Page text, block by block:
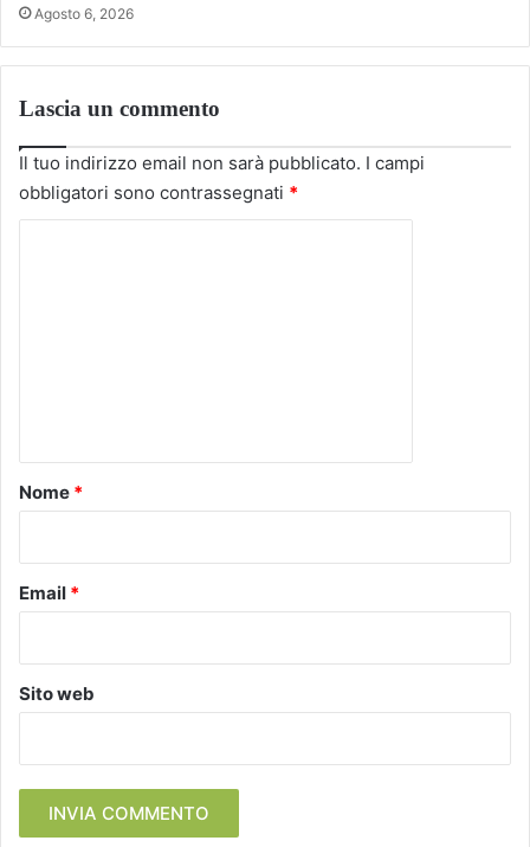
Agosto 6, 2026
Lascia un commento
Il tuo indirizzo email non sarà pubblicato. I campi
obbligatori sono contrassegnati *
o
Nome *
Email *
Sito web